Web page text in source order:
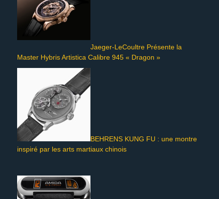
Jaeger-LeCoultre Présente la
Master Hybris Artistica Calibre 945 « Dragon »
BEHRENS KUNG FU : une montre
inspiré par les arts martiaux chinois